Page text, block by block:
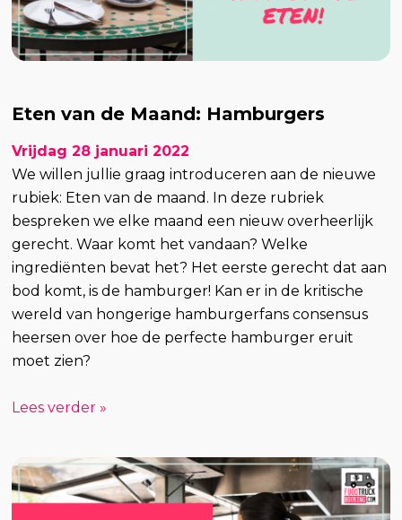
Eten van de Maand: Hamburgers
Vrijdag 28 januari 2022
We willen jullie graag introduceren aan de nieuwe
rubiek: Eten van de maand. In deze rubriek
bespreken we elke maand een nieuw overheerlijk
gerecht. Waar komt het vandaan? Welke
ingrediënten bevat het? Het eerste gerecht dat aan
bod komt, is de hamburger! Kan er in de kritische
wereld van hongerige hamburgerfans consensus
heersen over hoe de perfecte hamburger eruit
moet zien?
Lees verder »